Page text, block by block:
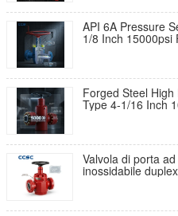
API 6A Pressure
1/8 Inch 15000psi
Forged Steel
Type 4-1/16 Inch
Valvola di porta
inossidabile